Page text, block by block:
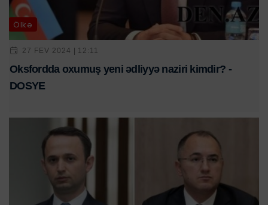
Ölkə
27 FEV 2024 | 12:11
Oksfordda oxumuş yeni ədliyyə naziri kimdir? -
DOSYE